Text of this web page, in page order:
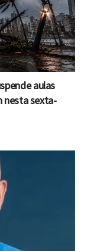
aulas
nesta sexta-